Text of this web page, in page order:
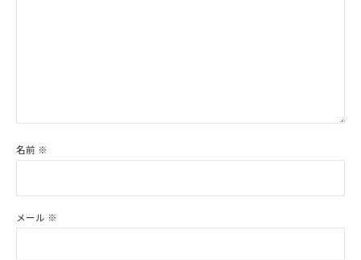
名前 ※
メール ※